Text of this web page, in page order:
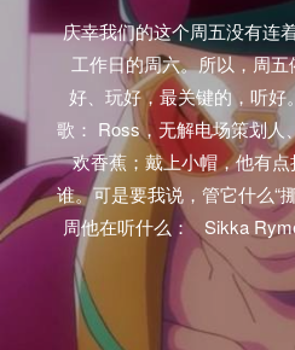
庆幸我们的这个周五没有连
工作日的周六。所以，周
好、玩好，最关键的，听
歌： Ross，无解电场策划人
欢香蕉；戴上小帽，他有点
谁。可是要我说，管它什么“
周他在听什么： Sikka
翻舞池，让我不知道应该放
在耳机里轰炸耳膜。碰到这
熟大人，选择全都要！对了